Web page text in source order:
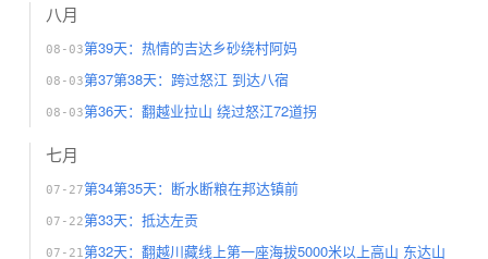
八月
08-03第39天：热情的吉达乡砂绕村阿妈
08-03第37第38天：跨过怒江 到达八宿
08-03第36天：翻越业拉山 绕过怒江72道拐
七月
07-27第34第35天：断水断粮在邦达镇前
07-22第33天：抵达左贡
07-21 第32天：翻越川藏线上第一座海拔5000米以上高山 东达山